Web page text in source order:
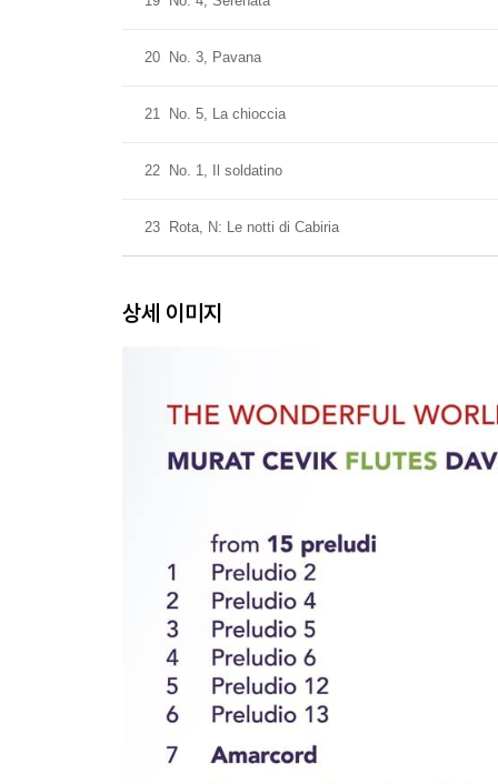
20 No. 3, Pavana
21 No. 5, La chioccia
22 No. 1, Il soldatino
23 Rota, N: Le notti di Cabiria
상세 이미지